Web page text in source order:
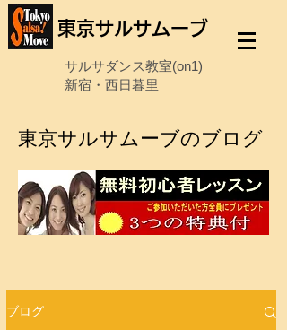
東京サルサムーブ
サルサダンス教室(on1)
新宿・西日暮里
東京サルサムーブのブログ
ブログ